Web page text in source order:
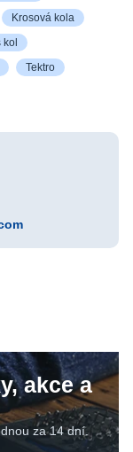
Krosová kola
kol
Tektro
akce a
za 14 dní.